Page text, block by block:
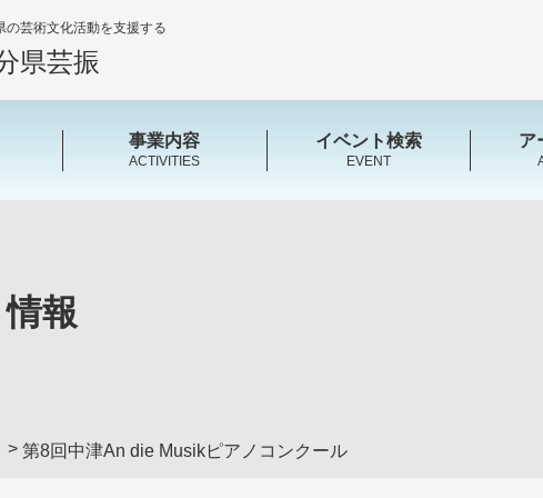
の芸術文化活動を支援する
県芸振
事業内容
ACTIVITIES
イベント検索
EVENT
ア
報
> 第8回中津An die Musikピアノコンクール